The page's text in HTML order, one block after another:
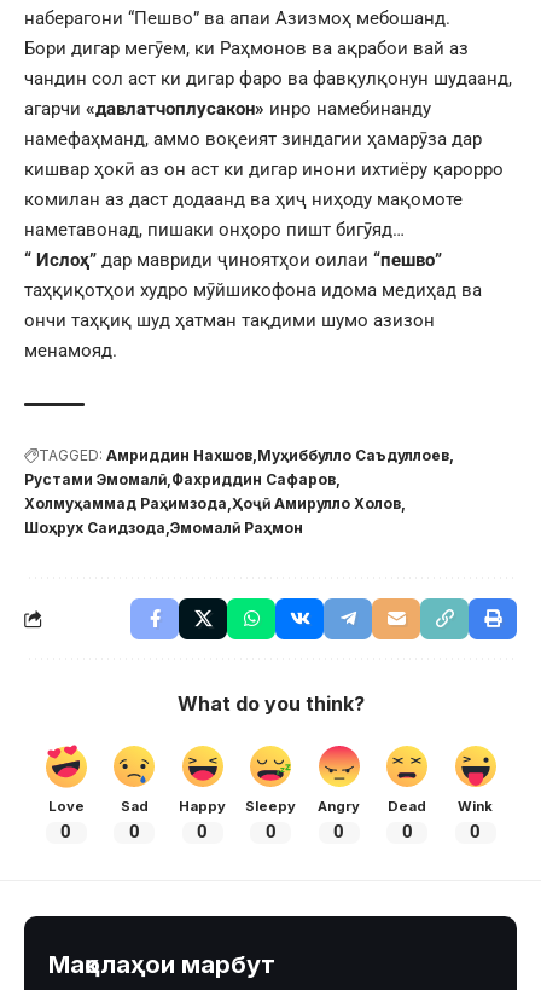
наберагони “Пешво” ва апаи Азизмоҳ мебошанд.
Бори дигар мегӯем, ки Раҳмонов ва ақрабои вай аз
чандин сол аст ки дигар фаро ва фавқулқонун шудаанд,
агарчи «давлатчоплусакон» инро намебинанду
намефаҳманд, аммо воқеият зиндагии ҳамарӯза дар
кишвар ҳокӣ аз он аст ки дигар инони ихтиёру қарорро
комилан аз даст додаанд ва ҳиҷ ниҳоду мақомоте
наметавонад, пишаки онҳоро пишт бигӯяд…
“ Ислоҳ” дар мавриди ҷиноятҳои оилаи “пешво”
таҳқиқотҳои худро мӯйшикофона идома медиҳад ва
ончи таҳқиқ шуд ҳатман тақдими шумо азизон
менамояд.
TAGGED: Амриддин Нахшов Муҳиббулло Саъдуллоев
Рустами Эмомалӣ Фахриддин Сафаров
Холмуҳаммад Раҳимзода Ҳоҷӣ Амирулло Холов
Шоҳрух Саидзода Эмомалӣ Раҳмон
What do you think?
Love
0
Sad
0
Happy
0
Sleepy
0
Angry
0
Dead
0
Wink
0
Мақолаҳои марбут